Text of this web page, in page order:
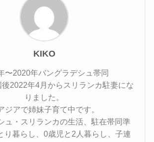
KIKO
〜2020年バングラデシュ帯同
後2022年4月からスリランカ駐妻にな
りました。
ジアで姉妹子育て中です。
ュ・スリランカの生活、駐在帯同準
り暮らし、0歳児と2人暮らし、子連